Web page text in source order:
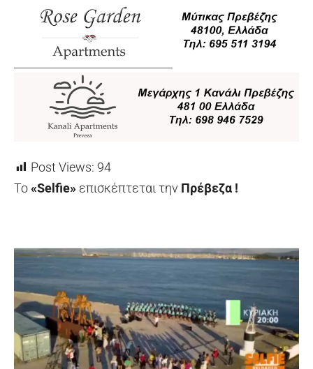
Post Views: 94
Το«Selfie» επισκέπτεται την Πρέβεζα !